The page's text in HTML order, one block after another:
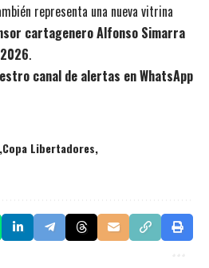
representa una nueva vitrina
cartagenero Alfonso Simarra
.
canal de alertas en WhatsApp
Copa Libertadores